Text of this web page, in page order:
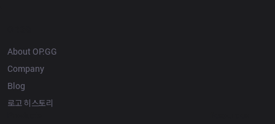
About OP.GG
Company
Blog
로고 히스토리